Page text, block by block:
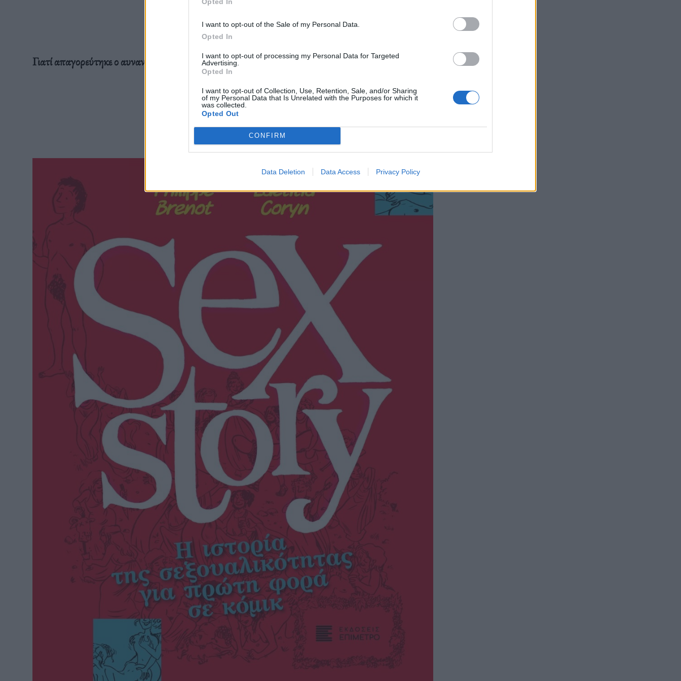
I want to opt-out of the Sale of my Personal Data.
Opted In
I want to opt-out of processing my Personal Data for Targeted
Advertising.
Opted In
I want to opt-out of Collection, Use, Retention, Sale, and/or Sharing
of my Personal Data that Is Unrelated with the Purposes for which it
was collected.
Opted Out
CONFIRM
Data Deletion Data Access Privacy Policy
Γιατί απαγορεύτηκε ο αυνανισμός;